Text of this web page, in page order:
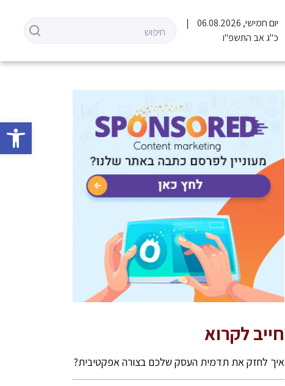
פתח
יום חמישי, 06.08.2026
כ"ג אב התשפ"ו
חייב לקרוא
איך לחזק את תדמית העסק שלכם בצורה אפקטיבית?